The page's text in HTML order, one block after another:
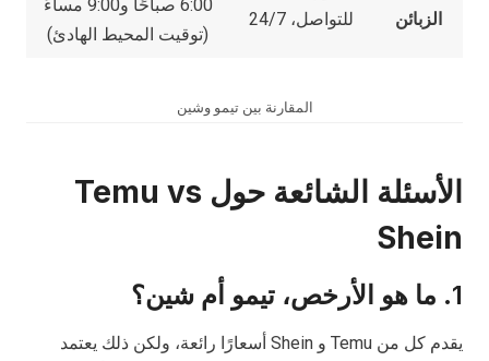
الزبائن
للتواصل، 24/7
6:00 صباحًا و9:00 مساءً
(توقيت المحيط الهادئ)
المقارنة بين تيمو وشين
الأسئلة الشائعة حول Temu vs
Shein
1. ما هو الأرخص، تيمو أم شين؟
يقدم كل من Temu و Shein أسعارًا رائعة، ولكن ذلك يعتمد